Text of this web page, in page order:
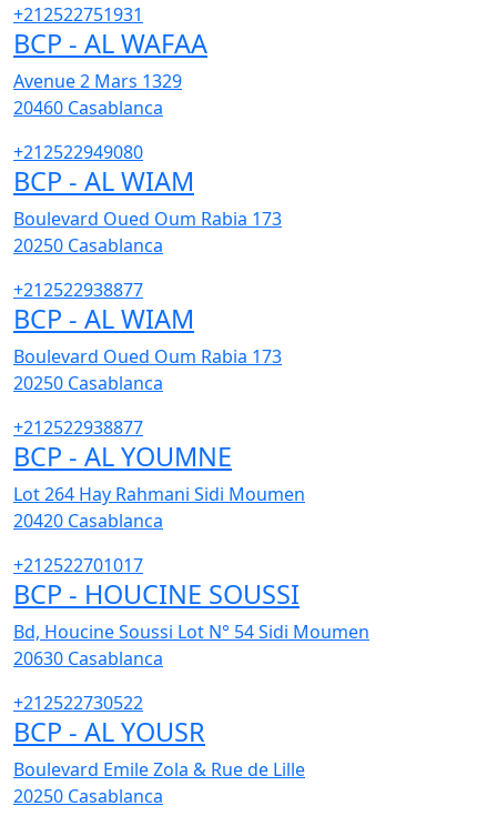
+212522751931
BCP - AL WAFAA
Avenue 2 Mars 1329
20460 Casablanca
+212522949080
BCP - AL WIAM
Boulevard Oued Oum Rabia 173
20250 Casablanca
+212522938877
BCP - AL WIAM
Boulevard Oued Oum Rabia 173
20250 Casablanca
+212522938877
BCP - AL YOUMNE
Lot 264 Hay Rahmani Sidi Moumen
20420 Casablanca
+212522701017
BCP - HOUCINE SOUSSI
Bd, Houcine Soussi Lot N° 54 Sidi Moumen
20630 Casablanca
+212522730522
BCP - AL YOUSR
Boulevard Emile Zola & Rue de Lille
20250 Casablanca